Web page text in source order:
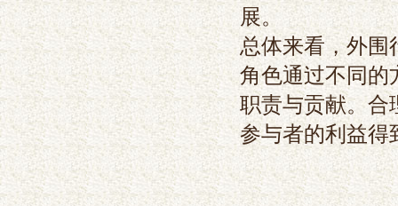
展。
总体来看，外围
角色通过不同的
职责与贡献。合
参与者的利益得